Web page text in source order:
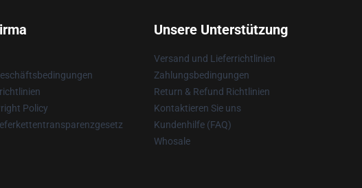
Policy
Unsere Unterstützung
Versand und Lieferrichtlinien
Zahlungsbedingungen
Return & Refund Richtlinien
Kontaktieren Sie uns
Kundenhilfe (FAQ)
Whosale